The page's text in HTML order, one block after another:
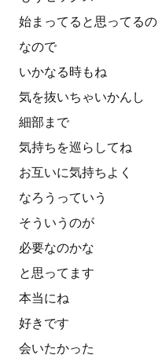
始まってると思ってるの
なので
いかなる時もね
気を抜いちゃいかんし
細部まで
気持ちを巡らしてね
お互いに気持ちよく
なろうっていう
そういうのが
必要なのかな
と思ってます
本当にね
好きです
会いたかった